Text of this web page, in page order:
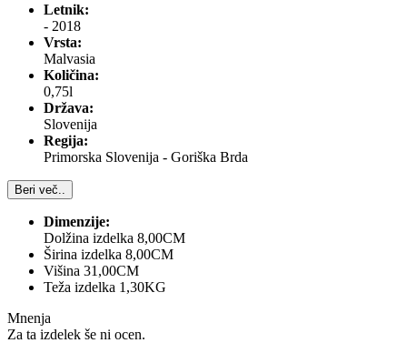
Letnik:
- 2018
Vrsta:
Malvasia
Količina:
0,75l
Država:
Slovenija
Regija:
Primorska Slovenija - Goriška Brda
Beri več..
Dimenzije:
Dolžina izdelka 8,00CM
Širina izdelka 8,00CM
Višina 31,00CM
Teža izdelka 1,30KG
Mnenja
Za ta izdelek še ni ocen.